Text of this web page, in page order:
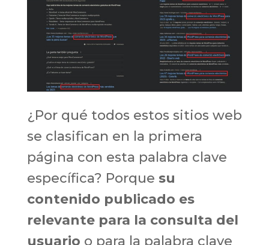
¿Por qué todos estos sitios web
se clasifican en la primera
página con esta palabra clave
específica? Porque su
contenido publicado es
relevante para la consulta del
usuario o para la palabra clave